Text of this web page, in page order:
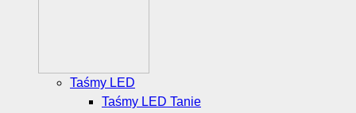
Taśmy LED
Taśmy LED Tanie